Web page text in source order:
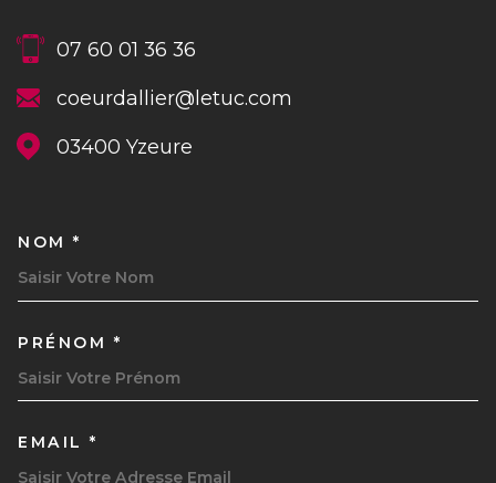
07 60 01 36 36
coeurdallier@letuc.com
03400 Yzeure
NOM *
PRÉNOM *
EMAIL *